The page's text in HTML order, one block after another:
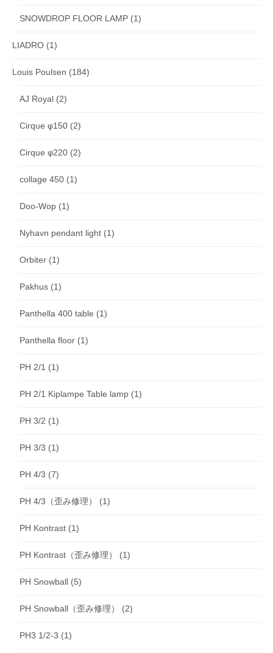
SNOWDROP FLOOR LAMP (1)
LIADRO (1)
Louis Poulsen (184)
AJ Royal (2)
Cirque φ150 (2)
Cirque φ220 (2)
collage 450 (1)
Doo-Wop (1)
Nyhavn pendant light (1)
Orbiter (1)
Pakhus (1)
Panthella 400 table (1)
Panthella floor (1)
PH 2/1 (1)
PH 2/1 Kiplampe Table lamp (1)
PH 3/2 (1)
PH 3/3 (1)
PH 4/3 (7)
PH 4/3（歪み修理） (1)
PH Kontrast (1)
PH Kontrast（歪み修理） (1)
PH Snowball (5)
PH Snowball（歪み修理） (2)
PH3 1/2-3 (1)